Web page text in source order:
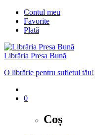
Contul meu
Favorite
Plată
Librăria Presa Bună
O librărie pentru sufletul tău!
0
Coș